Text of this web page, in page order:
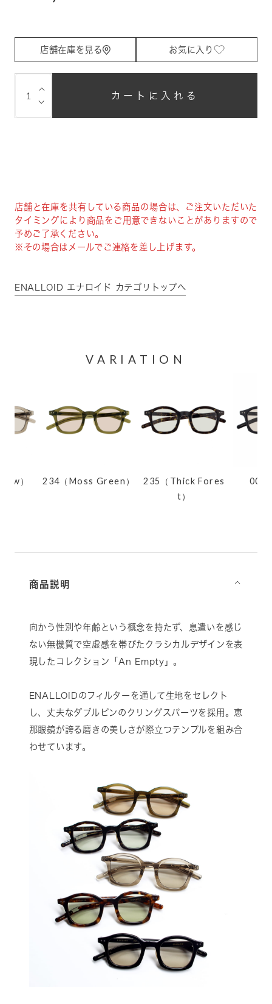
店舗在庫を見る お気に入り
⌵
⌵ カートに入れる
店舗と在庫を共有している商品の場合は、ご注文いただいた
タイミングにより商品をご用意できないことがありますので
予めご了承ください。
※その場合はメールでご連絡を差し上げます。
ENALLOID エナロイド カテゴリトップへ
VARIATION
） 234（Moss Green）
235（Thick Fores
t）
001
商品説明 ⌵
向かう性別や年齢という概念を持たず、息遣いを感じ
ない無機質で空虚感を帯びたクラシカルデザインを表
現したコレクション「An Empty」。
ENALLOIDのフィルターを通して生地をセレクト
し、丈夫なダブルピンのクリングスパーツを採用。恵
那眼鏡が誇る磨きの美しさが際立つテンプルを組み合
わせています。